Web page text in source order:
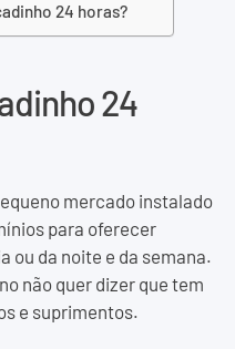
24 horas?
24
mercado instalado
para oferecer
ou da noite e da semana.
não quer dizer que tem
e suprimentos.